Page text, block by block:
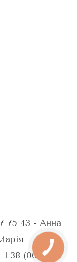
75 43 - Анна
(067) 287